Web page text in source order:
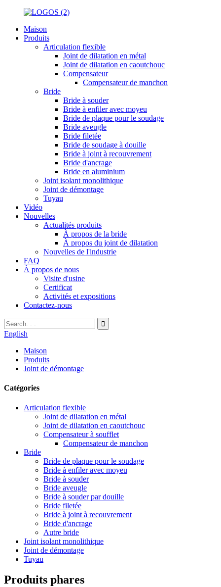
Maison
Produits
Articulation flexible
Joint de dilatation en métal
Joint de dilatation en caoutchouc
Compensateur
Compensateur de manchon
Bride
Bride à souder
Bride à enfiler avec moyeu
Bride de plaque pour le soudage
Bride aveugle
Bride filetée
Bride de soudage à douille
Bride à joint à recouvrement
Bride d'ancrage
Bride en aluminium
Joint isolant monolithique
Joint de démontage
Tuyau
Vidéo
Nouvelles
Actualités produits
À propos de la bride
À propos du joint de dilatation
Nouvelles de l'industrie
FAQ
À propos de nous
Visite d'usine
Certificat
Activités et expositions
Contactez-nous
English
Maison
Produits
Joint de démontage
Catégories
Articulation flexible
Joint de dilatation en métal
Joint de dilatation en caoutchouc
Compensateur à soufflet
Compensateur de manchon
Bride
Bride de plaque pour le soudage
Bride à enfiler avec moyeu
Bride à souder
Bride aveugle
Bride à souder par douille
Bride filetée
Bride à joint à recouvrement
Bride d'ancrage
Autre bride
Joint isolant monolithique
Joint de démontage
Tuyau
Produits phares